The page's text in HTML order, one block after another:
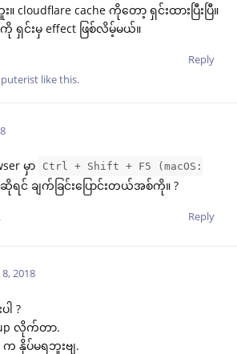
cache ကိုတော့ ရှင်းထားပြီးပြီ။
ကို ရှင်းမှ effect ဖြစ်လိမ့်မယ်။
Reply
like this.
မှာ
Ctrl + Shift + F5 (macOS:
ဆိုရင် ချက်ခြင်းပြောင်းတယ်အစ်ကို။ ?
Reply
.
8, 2018
ါ ?
လိုက်တာ.
က နှိပ်မရဘူးဗျ.